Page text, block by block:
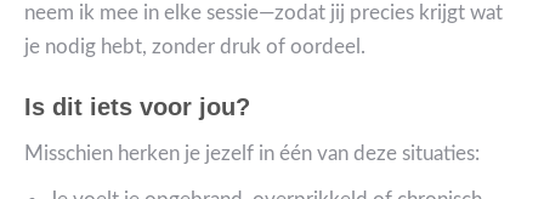
neem ik mee in elke sessie—zodat jij precies krijgt wat
je nodig hebt, zonder druk of oordeel.
Is dit iets voor jou?
Misschien herken je jezelf in één van deze situaties: